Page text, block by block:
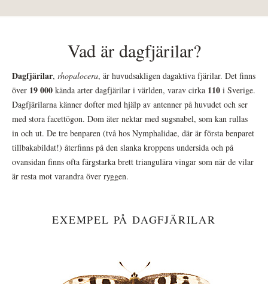
Vad är dagfjärilar?
Dagfjärilar, rhopalocera, är huvudsakligen dagaktiva fjärilar. Det finns
över 19 000 kända arter dagfjärilar i världen, varav cirka 110 i Sverige.
Dagfjärilarna känner dofter med hjälp av antenner på huvudet och ser
med stora facettögon. Dom äter nektar med sugsnabel, som kan rullas
in och ut. De tre benparen (två hos Nymphalidae, där är första benparet
tillbakabildat!) återfinns på den slanka kroppens undersida och på
ovansidan finns ofta färgstarka brett triangulära vingar som när de vilar
är resta mot varandra över ryggen.
EXEMPEL PÅ DAGFJÄRILAR